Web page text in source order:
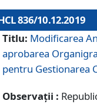
836/10.12.2019
Titlu: Modificarea
aprobarea
pentru Gestionarea
Observații :